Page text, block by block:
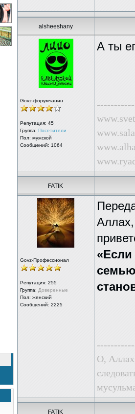
alsheeshany
Govz-форумчанин
Репутация: 45
Группа: Посетители
Пол: мужской
Сообщений: 1064
А ты
FATIK
Govz-Профессионал
Репутация: 255
Группа: Доверенные
Пол: женский
Сообщений: 2225
Аллах,
«Если
О,
FATIK